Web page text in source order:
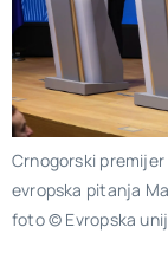
Crnogorski
evropska pitanja
foto © Evropska